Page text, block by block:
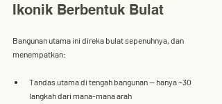
Ikonik Berbentuk Bulat
Bangunan utama ini direka bulat sepenuhnya, dan
menempatkan:
Tandas utama di tengah bangunan — hanya ~30
langkah dari mana-mana arah